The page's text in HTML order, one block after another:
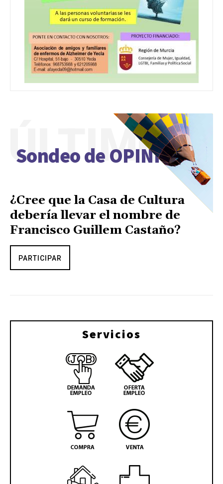
Sondeo de OPINIÓN
ÚLTIMO
¿Cree que la Casa de Cultura
debería llevar el nombre de
Francisco Guillem Castaño?
PARTICIPAR
Servicios